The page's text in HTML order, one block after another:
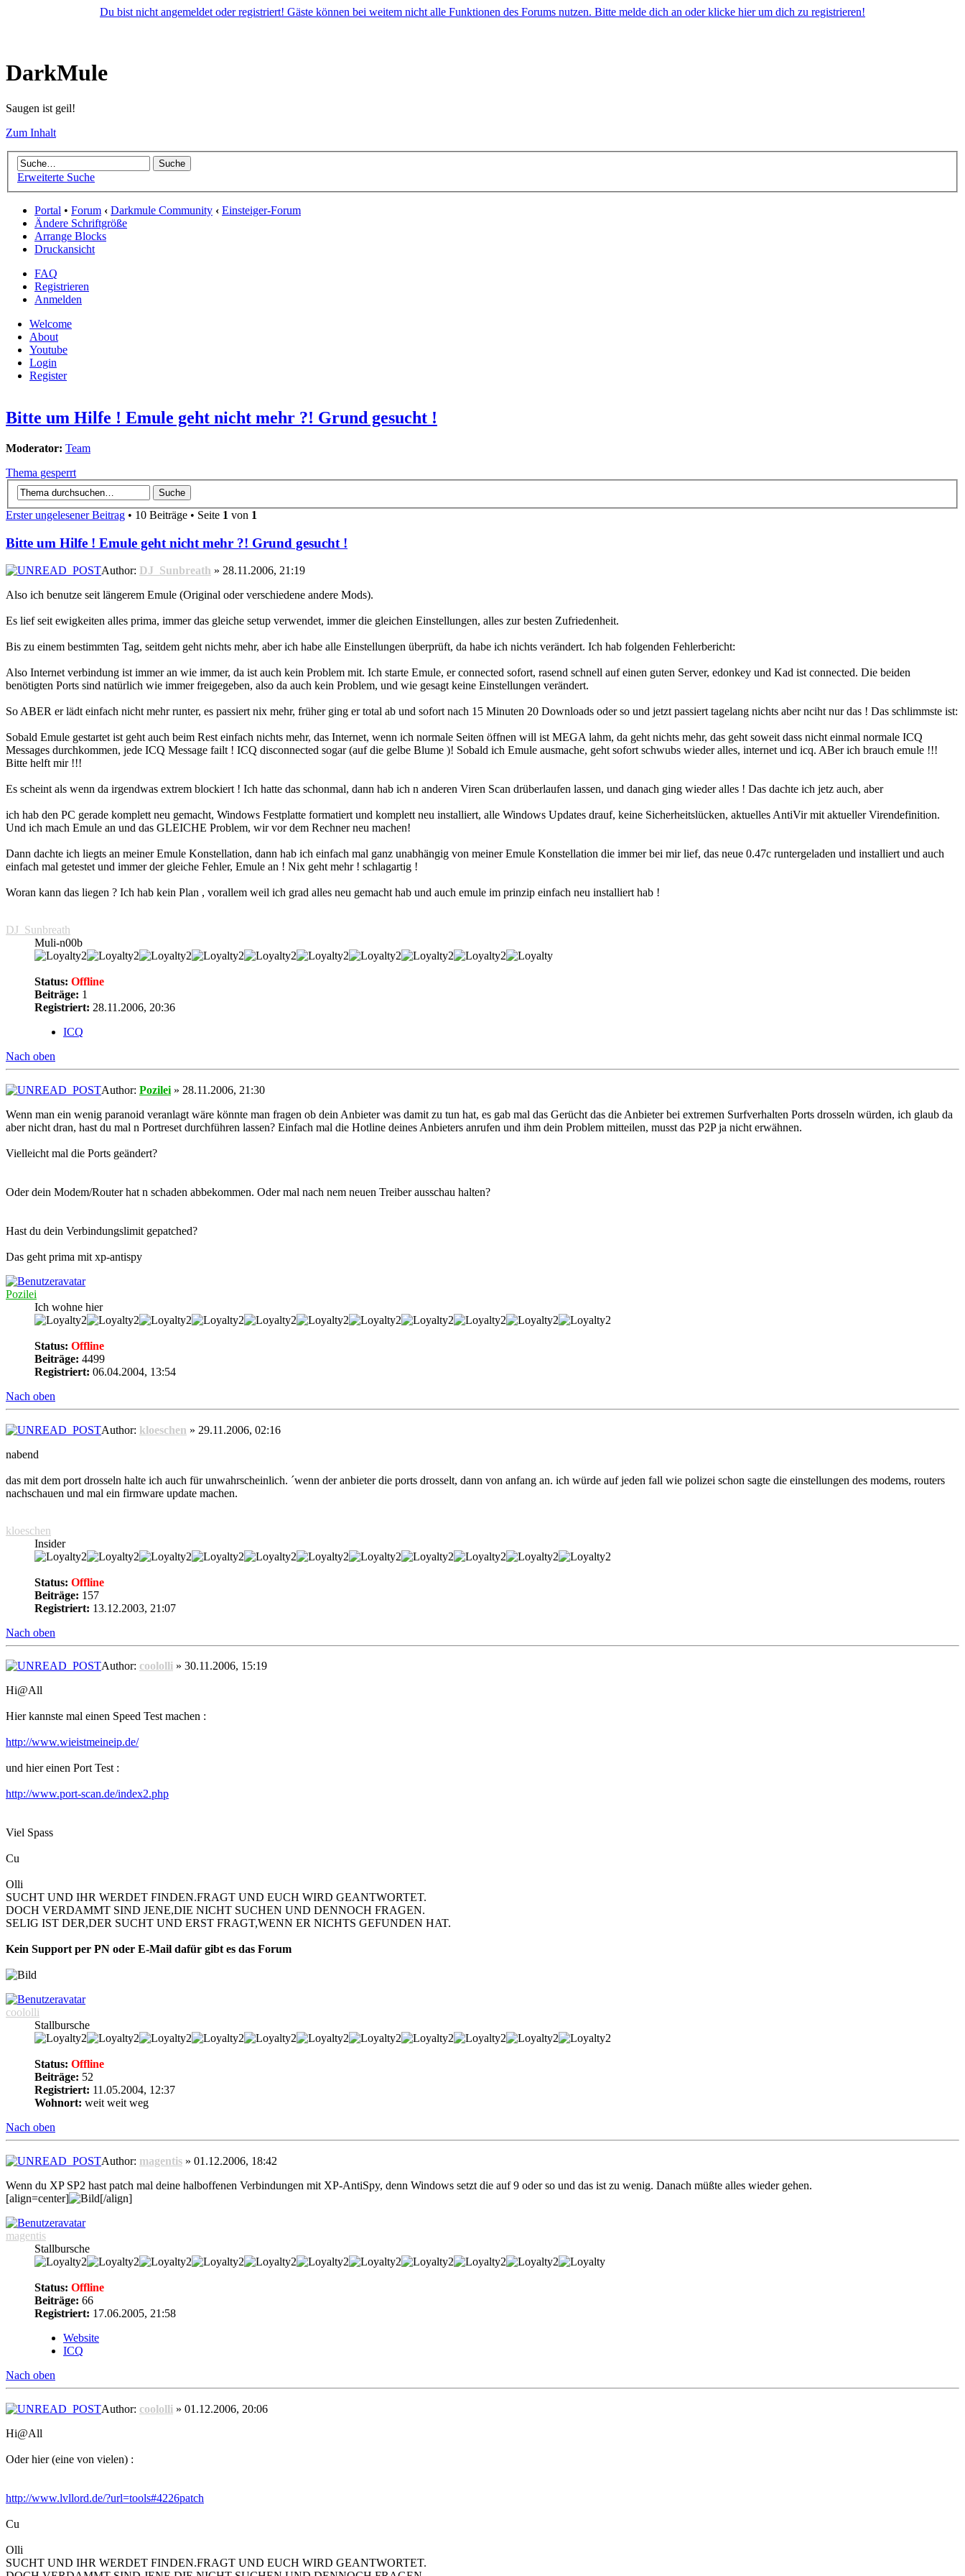
Du bist nicht angemeldet oder registriert! Gäste können bei weitem nicht alle Funktionen des Forums nutzen. Bitte melde dich an oder klicke hier um dich zu registrieren!
DarkMule
Saugen ist geil!
Zum Inhalt
Erweiterte Suche
Portal • Forum ‹ Darkmule Community ‹ Einsteiger-Forum
Ändere Schriftgröße
Arrange Blocks
Druckansicht
FAQ
Registrieren
Anmelden
Welcome
About
Youtube
Login
Register
Bitte um Hilfe ! Emule geht nicht mehr ?! Grund gesucht !
Moderator: Team
Thema gesperrt
Erster ungelesener Beitrag • 10 Beiträge • Seite 1 von 1
Bitte um Hilfe ! Emule geht nicht mehr ?! Grund gesucht !
Author: DJ_Sunbreath » 28.11.2006, 21:19
Also ich benutze seit längerem Emule (Original oder verschiedene andere Mods).
Es lief seit ewigkeiten alles prima, immer das gleiche setup verwendet, immer die gleichen Einstellungen, alles zur besten Zufriedenheit.
Bis zu einem bestimmten Tag, seitdem geht nichts mehr, aber ich habe alle Einstellungen überprüft, da habe ich nichts verändert. Ich hab folgenden Fehlerbericht:
Also Internet verbindung ist immer an wie immer, da ist auch kein Problem mit. Ich starte Emule, er connected sofort, rasend schnell auf einen guten Server, edonkey und Kad ist connected. Die beiden
benötigten Ports sind natürlich wie immer freigegeben, also da auch kein Problem, und wie gesagt keine Einstellungen verändert.
So ABER er lädt einfach nicht mehr runter, es passiert nix mehr, früher ging er total ab und sofort nach 15 Minuten 20 Downloads oder so und jetzt passiert tagelang nichts aber nciht nur das ! Das schlimmste ist:
Sobald Emule gestartet ist geht auch beim Rest einfach nichts mehr, das Internet, wenn ich normale Seiten öffnen will ist MEGA lahm, da geht nichts mehr, das geht soweit dass nicht einmal normale ICQ
Messages durchkommen, jede ICQ Message failt ! ICQ disconnected sogar (auf die gelbe Blume )! Sobald ich Emule ausmache, geht sofort schwubs wieder alles, internet und icq. ABer ich brauch emule !!!
Bitte helft mir !!!
Es scheint als wenn da irgendwas extrem blockiert ! Ich hatte das schonmal, dann hab ich n anderen Viren Scan drüberlaufen lassen, und danach ging wieder alles ! Das dachte ich jetz auch, aber
ich hab den PC gerade komplett neu gemacht, Windows Festplatte formatiert und komplett neu installiert, alle Windows Updates drauf, keine Sicherheitslücken, aktuelles AntiVir mit aktueller Virendefinition.
Und ich mach Emule an und das GLEICHE Problem, wir vor dem Rechner neu machen!
Dann dachte ich liegts an meiner Emule Konstellation, dann hab ich einfach mal ganz unabhängig von meiner Emule Konstellation die immer bei mir lief, das neue 0.47c runtergeladen und installiert und auch
einfach mal getestet und immer der gleiche Fehler, Emule an ! Nix geht mehr ! schlagartig !
Woran kann das liegen ? Ich hab kein Plan , vorallem weil ich grad alles neu gemacht hab und auch emule im prinzip einfach neu installiert hab !
DJ_Sunbreath
Muli-n00b
Status: Offline
Beiträge: 1
Registriert: 28.11.2006, 20:36
ICQ
Nach oben
Author: Pozilei » 28.11.2006, 21:30
Wenn man ein wenig paranoid veranlagt wäre könnte man fragen ob dein Anbieter was damit zu tun hat, es gab mal das Gerücht das die Anbieter bei extremen Surfverhalten Ports drosseln würden, ich glaub da
aber nicht dran, hast du mal n Portreset durchführen lassen? Einfach mal die Hotline deines Anbieters anrufen und ihm dein Problem mitteilen, musst das P2P ja nicht erwähnen.
Vielleicht mal die Ports geändert?
Oder dein Modem/Router hat n schaden abbekommen. Oder mal nach nem neuen Treiber ausschau halten?
Hast du dein Verbindungslimit gepatched?
Das geht prima mit xp-antispy
Pozilei
Ich wohne hier
Status: Offline
Beiträge: 4499
Registriert: 06.04.2004, 13:54
Nach oben
Author: kloeschen » 29.11.2006, 02:16
nabend
das mit dem port drosseln halte ich auch für unwahrscheinlich. ´wenn der anbieter die ports drosselt, dann von anfang an. ich würde auf jeden fall wie polizei schon sagte die einstellungen des modems, routers
nachschauen und mal ein firmware update machen.
kloeschen
Insider
Status: Offline
Beiträge: 157
Registriert: 13.12.2003, 21:07
Nach oben
Author: coololli » 30.11.2006, 15:19
Hi@All
Hier kannste mal einen Speed Test machen :
http://www.wieistmeineip.de/
und hier einen Port Test :
http://www.port-scan.de/index2.php
Viel Spass
Cu
Olli
SUCHT UND IHR WERDET FINDEN.FRAGT UND EUCH WIRD GEANTWORTET.
DOCH VERDAMMT SIND JENE,DIE NICHT SUCHEN UND DENNOCH FRAGEN.
SELIG IST DER,DER SUCHT UND ERST FRAGT,WENN ER NICHTS GEFUNDEN HAT.
Kein Support per PN oder E-Mail dafür gibt es das Forum
coololli
Stallbursche
Status: Offline
Beiträge: 52
Registriert: 11.05.2004, 12:37
Wohnort: weit weit weg
Nach oben
Author: magentis » 01.12.2006, 18:42
Wenn du XP SP2 hast patch mal deine halboffenen Verbindungen mit XP-AntiSpy, denn Windows setzt die auf 9 oder so und das ist zu wenig. Danach müßte alles wieder gehen.
[align=center]
[/align]
magentis
Stallbursche
Status: Offline
Beiträge: 66
Registriert: 17.06.2005, 21:58
Website
ICQ
Nach oben
Author: coololli » 01.12.2006, 20:06
Hi@All
Oder hier (eine von vielen) :
http://www.lvllord.de/?url=tools#4226patch
Cu
Olli
SUCHT UND IHR WERDET FINDEN.FRAGT UND EUCH WIRD GEANTWORTET.